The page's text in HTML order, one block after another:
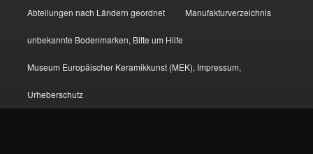
Abteilungen nach Ländern geordnet Manufakturverzeichnis
unbekannte Bodenmarken, Bitte um Hilfe
Museum Europäischer Keramikkunst (MEK), Impressum,
Urheberschutz